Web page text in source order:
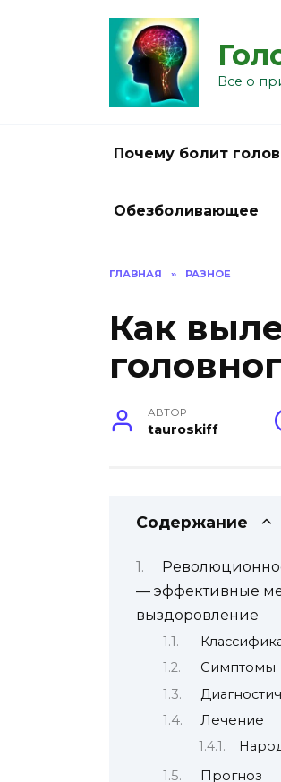
Все о
Почему болит
Обезболивающее
ГЛАВНАЯ » РАЗНОЕ
Как
АВТОР
tauroskiff
Содержание
— эффективные
выздоровление
Симптомы
Лечение
Прогноз